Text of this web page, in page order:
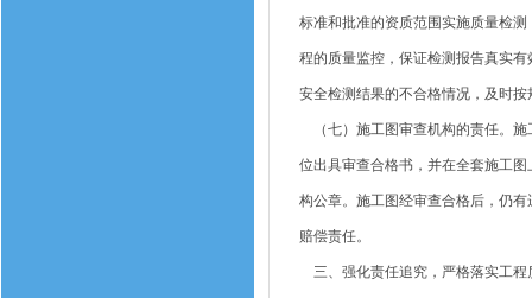
标准和批准的资质范围实施质量检
程的质量监控，保证检测报告真实
安全检测结果的不合格情况，及时
（七）施工图审查机构的责任。施
位出具审查合格书，并在全套施工
构公章。施工图经审查合格后，仍
赔偿责任。
三、强化责任追究，严格落实工程